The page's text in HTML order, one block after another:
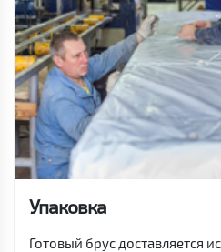
Упаковка
Готовый брус доставляется